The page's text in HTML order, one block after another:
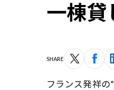
一棟貸
SHARE
フランス発祥の